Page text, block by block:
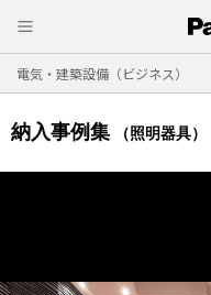
電気・建築設備（ビジネス）
納入事例集 （照明器具）